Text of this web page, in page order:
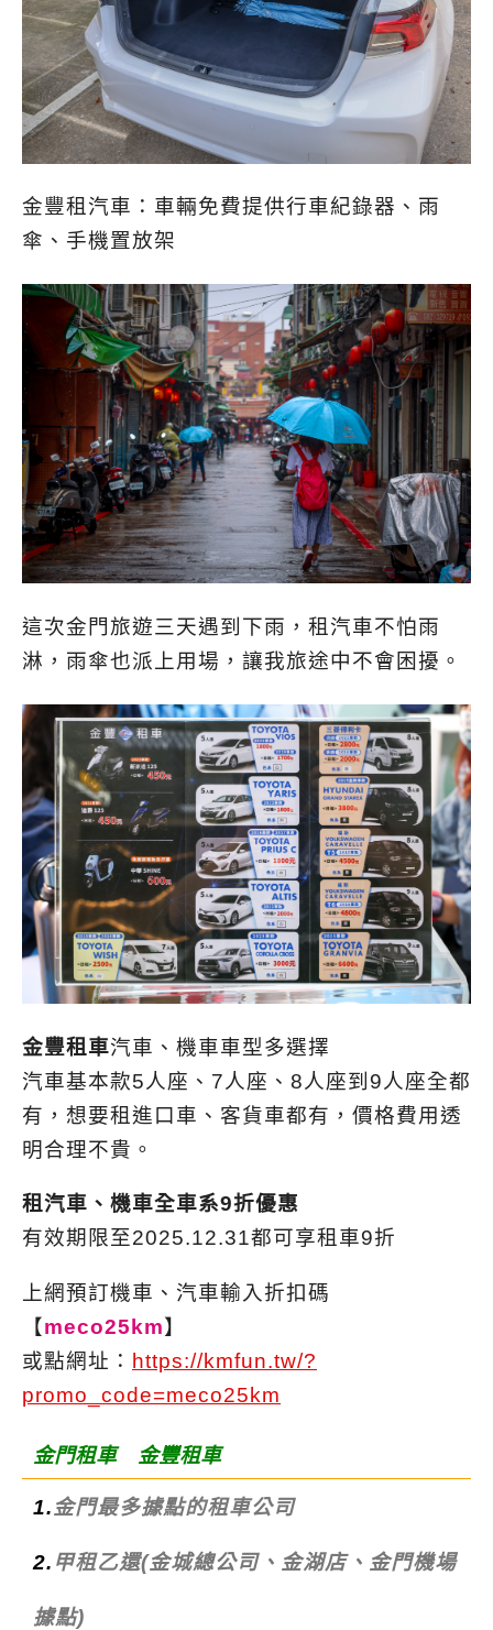
金豐租汽車：車輛免費提供行車紀錄器、雨
傘、手機置放架
這次金門旅遊三天遇到下雨，租汽車不怕雨
淋，雨傘也派上用場，讓我旅途中不會困擾。
金豐租車汽車、機車車型多選擇
汽車基本款5人座、7人座、8人座到9人座全都
有，想要租進口車、客貨車都有，價格費用透
明合理不貴。
租汽車、機車全車系9折優惠
有效期限至2025.12.31都可享租車9折
上網預訂機車、汽車輸入折扣碼
【meco25km】
或點網址： https://kmfun.tw/?
promo_code=meco25km
金門租車 金豐租車
1. 金門最多據點的租車公司
2. 甲租乙還(金城總公司、金湖店、金門機場
據點)